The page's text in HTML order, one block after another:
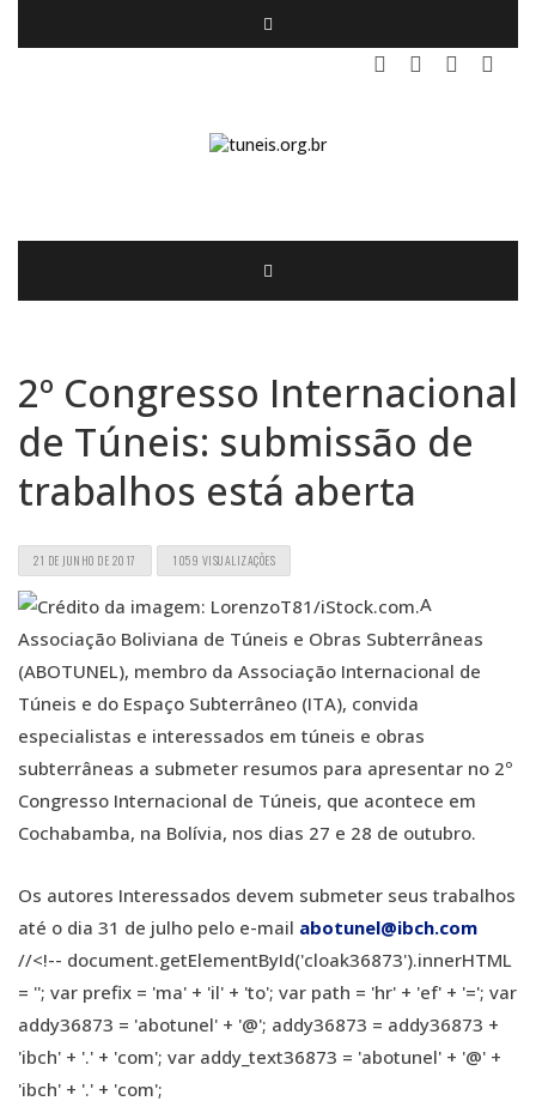
2º Congresso Internacional
de Túneis: submissão de
trabalhos está aberta
21 DE JUNHO DE 2017 1059 VISUALIZAÇÕES
A
Associação Boliviana de Túneis e Obras Subterrâneas
(ABOTUNEL), membro da Associação Internacional de
Túneis e do Espaço Subterrâneo (ITA), convida
especialistas e interessados em túneis e obras
subterrâneas a submeter resumos para apresentar no 2º
Congresso Internacional de Túneis, que acontece em
Cochabamba, na Bolívia, nos dias 27 e 28 de outubro.
Os autores Interessados devem submeter seus trabalhos
até o dia 31 de julho pelo e-mail abotunel@ibch.com
//<!-- document.getElementById('cloak36873').innerHTML
= ''; var prefix = 'ma' + 'il' + 'to'; var path = 'hr' + 'ef' + '='; var
addy36873 = 'abotunel' + '@'; addy36873 = addy36873 +
'ibch' + '.' + 'com'; var addy_text36873 = 'abotunel' + '@' +
'ibch' + '.' + 'com';